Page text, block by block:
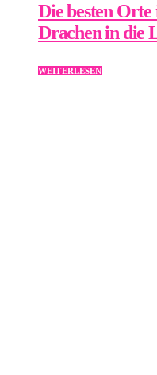
Die besten
Drachen in die
WEITERLESEN